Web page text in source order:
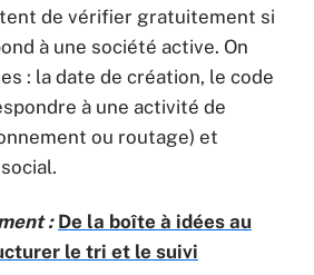
de vérifier gratuitement si
à une société active. On
: la date de création, le code
à une activité de
ou routage) et
: De la boîte à idées au
le tri et le suivi